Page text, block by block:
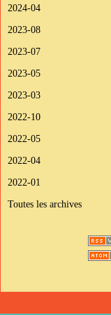
2024-04
2023-08
2023-07
2023-05
2023-03
2022-10
2022-05
2022-04
2022-01
Toutes les archives